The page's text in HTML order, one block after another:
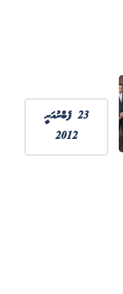
23 ފެބްރުއަރީ
2012